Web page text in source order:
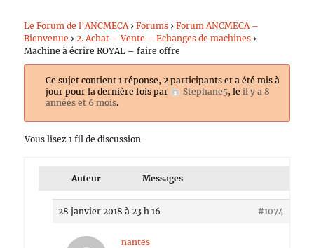
Le Forum de l’ANCMECA › Forums › Forum ANCMECA –
Bienvenue › 2. Achat – Vente – Echanges de machines ›
Machine à écrire ROYAL – faire offre
Ce sujet contient 1 réponse, 2 participants et a été mis à
jour pour la dernière fois par
Stephane5, le il y a 8
années et 6 mois.
Vous lisez 1 fil de discussion
Auteur Messages
28 janvier 2018 à 23 h 16 #1074
nantes